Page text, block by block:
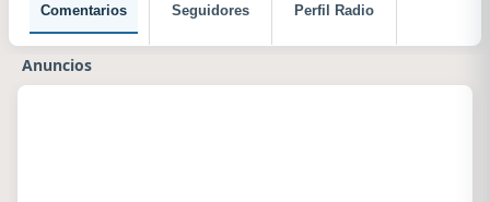
Comentarios Seguidores Perfil Radio
Anuncios